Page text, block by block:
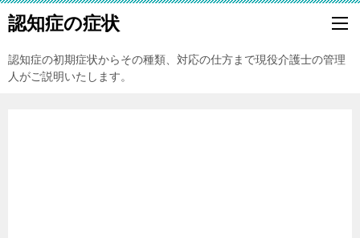
認知症の症状
認知症の初期症状からその種類、対応の仕方まで現役介護士の管理
人がご説明いたします。